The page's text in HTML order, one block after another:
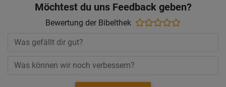
Möchtest du uns Feedback geben?
Bewertung der Bibelthek